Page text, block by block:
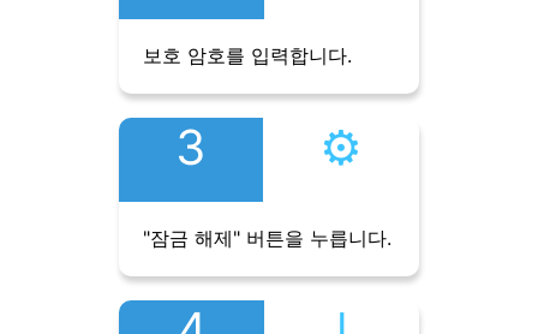
보호 암호를 입력합니다.
3 ⚙︎
"잠금 해제" 버튼을 누릅니다.